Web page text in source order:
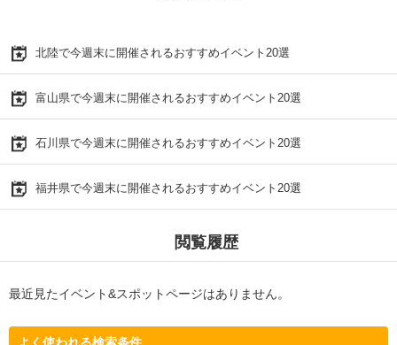
北陸で今週末に開催されるおすすめイベント20選
富山県で今週末に開催されるおすすめイベント20選
石川県で今週末に開催されるおすすめイベント20選
福井県で今週末に開催されるおすすめイベント20選
閲覧履歴
最近見たイベント&スポットページはありません。